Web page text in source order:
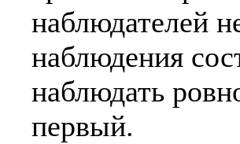
наблюдателей
наблюдения
наблюдать
первый.